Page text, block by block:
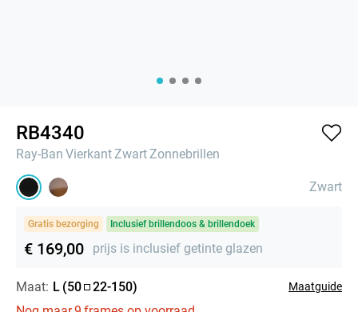
RB4340
Ray-Ban VierkantZwartZonnebrillen
Zwart
Gratis bezorging Inclusief brillendoos & brillendoek
€ 169,00 prijs is inclusief getinte glazen
Maat: L (50 22-150) Maatguide